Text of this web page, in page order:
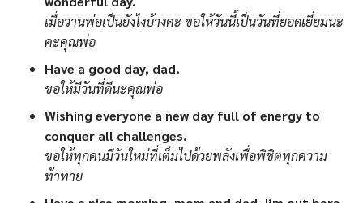
เมื่อวานพ่อเป็นยังไงบ้างคะ ขอให้วันนี้เป็นวันที่ยอดเยี่ยมนะ
คะคุณพ่อ
Have a good day, dad.
ขอให้มีวันที่ดีนะคุณพ่อ
Wishing everyone a new day full of energy to
conquer all challenges.
ขอให้ทุกคนมีวันใหม่ที่เต็มไปด้วยพลังเพื่อพิชิตทุกความ
ท้าทาย